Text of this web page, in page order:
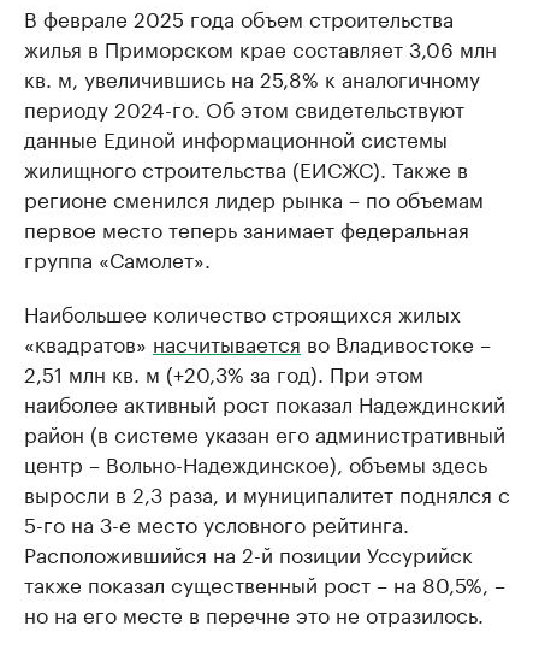
В феврале 2025 года объем строительства
жилья в Приморском крае составляет 3,06 млн
кв. м, увеличившись на 25,8% к аналогичному
периоду 2024-го. Об этом свидетельствуют
данные Единой информационной системы
жилищного строительства (ЕИСЖС). Также в
регионе сменился лидер рынка – по объемам
первое место теперь занимает федеральная
группа «Самолет».
Наибольшее количество строящихся жилых
«квадратов» насчитывается во Владивостоке –
2,51 млн кв. м (+20,3% за год). При этом
наиболее активный рост показал Надеждинский
район (в системе указан его административный
центр – Вольно-Надеждинское), объемы здесь
выросли в 2,3 раза, и муниципалитет поднялся с
5-го на 3-е место условного рейтинга.
Расположившийся на 2-й позиции Уссурийск
также показал существенный рост – на 80,5%, –
но на его месте в перечне это не отразилось.